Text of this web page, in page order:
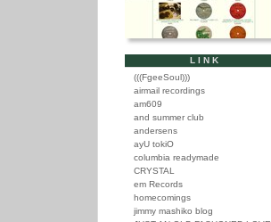
LINK
(((FgeeSoul)))
airmail recordings
am609
and summer club
andersens
ayU tokiO
columbia readymade
CRYSTAL
em Records
homecomings
jimmy mashiko blog